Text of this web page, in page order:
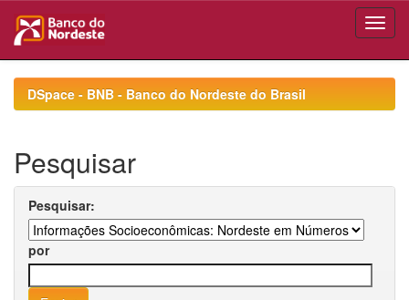
navigationDSpace - BNB - Banco do Nordeste do Brasil
Pesquisar
Pesquisar:
por